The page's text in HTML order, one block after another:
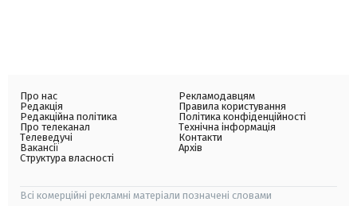
Про нас
Редакція
Редакційна політика
Про телеканал
Телеведучі
Вакансії
Структура власності
Рекламодавцям
Правила користування
Політика конфіденційності
Технічна інформація
Контакти
Архів
Всі комерційні рекламні матеріали позначені словами